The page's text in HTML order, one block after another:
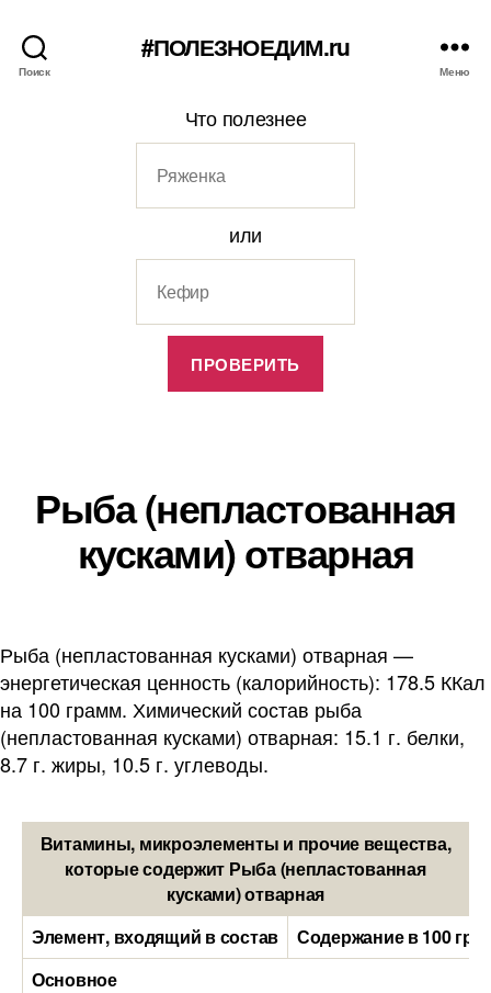
Поиск
#ПОЛЕЗНОЕДИМ.ru
Меню
Что полезнее
или
Рыба (непластованная
кусками) отварная
Рыба (непластованная кусками) отварная —
энергетическая ценность (калорийность): 178.5 ККал
на 100 грамм. Химический состав рыба
(непластованная кусками) отварная: 15.1 г. белки,
8.7 г. жиры, 10.5 г. углеводы.
Витамины, микроэлементы и прочие вещества,
которые содержит Рыба (непластованная
кусками) отварная
Элемент, входящий в состав
Содержание в 100
Основное